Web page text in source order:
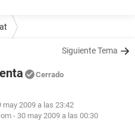
Siguiente Tema
Cerrado
may 2009 a las 23:42
- 30 may 2009 a las 00:30